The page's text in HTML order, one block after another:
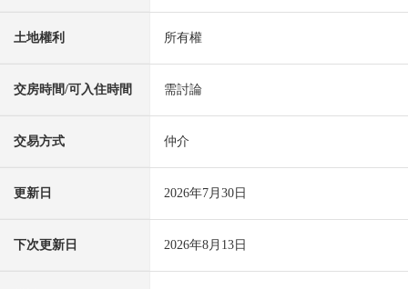
土地權利 所有權
交房時間/可入住時間 需討論
交易方式 仲介
更新日 2026年7月30日
下次更新日 2026年8月13日